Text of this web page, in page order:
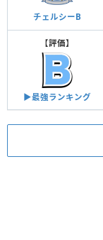
チェルシーB
【評価】
▶︎最強ランキング